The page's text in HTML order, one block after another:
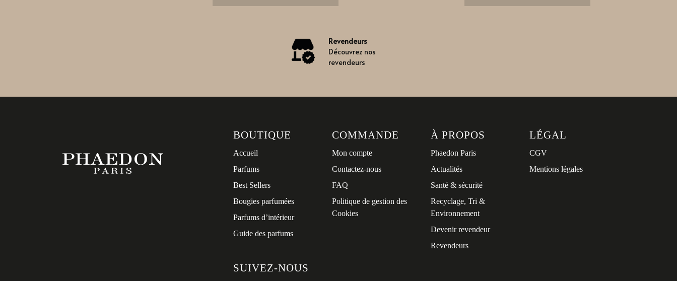
Revendeurs
Découvrez nos
revendeurs
BOUTIQUE
Accueil
Parfums
Best Sellers
Bougies parfumées
Parfums d’intérieur
Guide des parfums
COMMANDE
Mon compte
Contactez-nous
FAQ
Politique de gestion des
Cookies
À PROPOS
Phaedon Paris
Actualités
Santé & sécurité
Recyclage, Tri &
Environnement
Devenir revendeur
Revendeurs
LÉGAL
CGV
Mentions légales
SUIVEZ-NOUS